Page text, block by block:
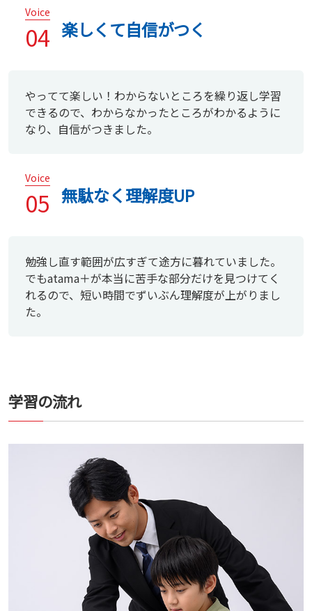
Voice
04 楽しくて自信がつく
やってて楽しい！わからないところを繰り返し学習
できるので、わからなかったところがわかるように
なり、自信がつきました。
Voice
05 無駄なく理解度UP
勉強し直す範囲が広すぎて途方に暮れていました。
でもatama＋が本当に苦手な部分だけを見つけてく
れるので、短い時間でずいぶん理解度が上がりまし
た。
学習の流れ